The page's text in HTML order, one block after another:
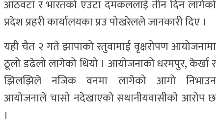
आठवटा र भारतको एउटा दमकललाई तीन दिन लागेको
प्रदेश प्रहरी कार्यालयका प्रउ पोखरेलले जानकारी दिए ।
यही चैत २ गते झापाको रतुवामाई वृक्षरोपण आयोजनामा
ठूलो डढेलो लागेको थियो । आयोजनाको धरमपुर, केर्खा र
झिलझिले नजिक वनमा लागेको आगो निभाउन
आयोजनाले चासो नदेखाएको सथानीयवासीको आरोप छ
।